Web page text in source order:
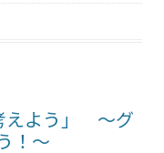
えよう」 ～グ
！～